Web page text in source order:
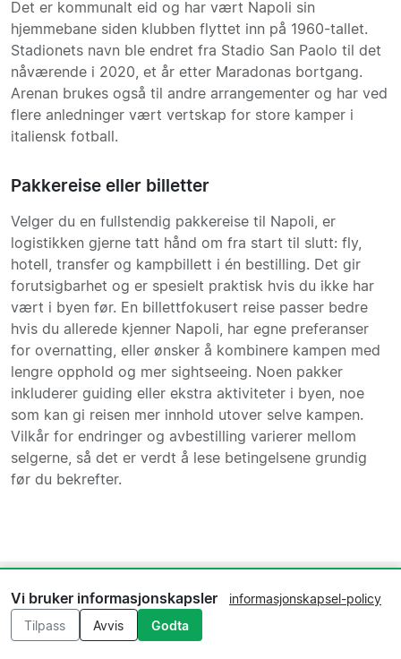
Det er kommunalt eid og har vært Napoli sin
hjemmebane siden klubben flyttet inn på 1960-tallet.
Stadionets navn ble endret fra Stadio San Paolo til det
nåværende i 2020, et år etter Maradonas bortgang.
Arenan brukes også til andre arrangementer og har ved
flere anledninger vært vertskap for store kamper i
italiensk fotball.
Pakkereise eller billetter
Velger du en fullstendig pakkereise til Napoli, er
logistikken gjerne tatt hånd om fra start til slutt: fly,
hotell, transfer og kampbillett i én bestilling. Det gir
forutsigbarhet og er spesielt praktisk hvis du ikke har
vært i byen før. En billettfokusert reise passer bedre
hvis du allerede kjenner Napoli, har egne preferanser
for overnatting, eller ønsker å kombinere kampen med
lengre opphold og mer sightseeing. Noen pakker
inkluderer guiding eller ekstra aktiviteter i byen, noe
som kan gi reisen mer innhold utover selve kampen.
Vilkår for endringer og avbestilling varierer mellom
selgerne, så det er verdt å lese betingelsene grundig
før du bekrefter.
Napolis rivaliteter
Vi bruker informasjonskapsler
informasjonskapsel-policy
Tilpass
Avvis Godta